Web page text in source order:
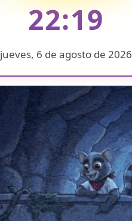
22:19
jueves, 6 de agosto de 2026
❄
❄
❄
❄
❄
❄
❄